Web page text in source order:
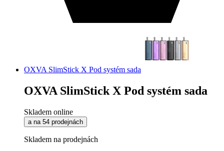
OXVA SlimStick X Pod systém sada
OXVA SlimStick X Pod systém sada
Skladem online
a na 54 prodejnách
Skladem na prodejnách